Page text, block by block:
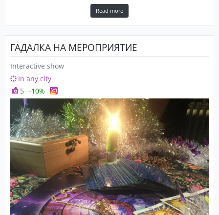
Read more
ГАДАЛКА НА МЕРОПРИЯТИЕ
Interactive show
In any city
5 -10%